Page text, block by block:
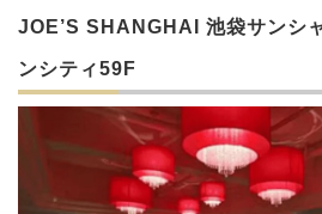
JOE’S SHANGHAI 池袋サンシ
ンシティ59F